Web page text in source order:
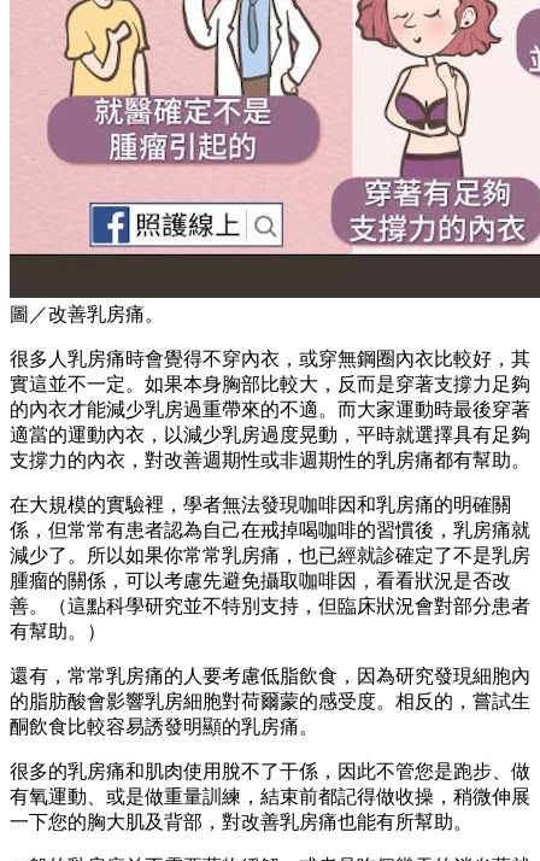
圖／改善乳房痛。
很多人乳房痛時會覺得不穿內衣，或穿無鋼圈內衣比較好，其
實這並不一定。如果本身胸部比較大，反而是穿著支撐力足夠
的內衣才能減少乳房過重帶來的不適。而大家運動時最後穿著
適當的運動內衣，以減少乳房過度晃動，平時就選擇具有足夠
支撐力的內衣，對改善週期性或非週期性的乳房痛都有幫助。
在大規模的實驗裡，學者無法發現咖啡因和乳房痛的明確關
係，但常常有患者認為自己在戒掉喝咖啡的習慣後，乳房痛就
減少了。所以如果你常常乳房痛，也已經就診確定了不是乳房
腫瘤的關係，可以考慮先避免攝取咖啡因，看看狀況是否改
善。（這點科學研究並不特別支持，但臨床狀況會對部分患者
有幫助。）
還有，常常乳房痛的人要考慮低脂飲食，因為研究發現細胞內
的脂肪酸會影響乳房細胞對荷爾蒙的感受度。相反的，嘗試生
酮飲食比較容易誘發明顯的乳房痛。
很多的乳房痛和肌肉使用脫不了干係，因此不管您是跑步、做
有氧運動、或是做重量訓練，結束前都記得做收操，稍微伸展
一下您的胸大肌及背部，對改善乳房痛也能有所幫助。